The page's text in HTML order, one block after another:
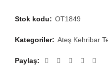
Stok kodu: OT1849
Kategoriler: Ateş Kehribar
Paylaş